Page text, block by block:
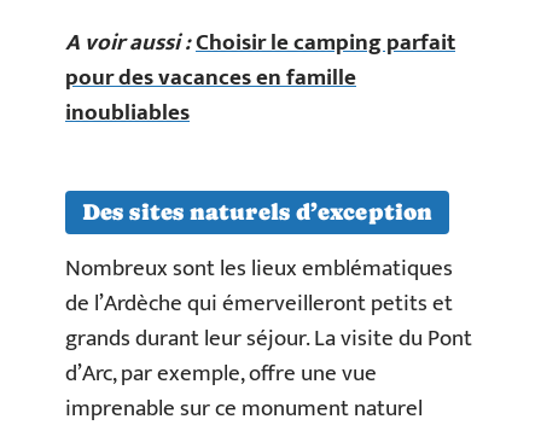
A voir aussi :Choisir le camping parfait
pour des vacances en famille
inoubliables
Des sites naturels d’exception
Nombreux sont les lieux emblématiques
de l’Ardèche qui émerveilleront petits et
grands durant leur séjour. La visite du Pont
d’Arc, par exemple, offre une vue
imprenable sur ce monument naturel